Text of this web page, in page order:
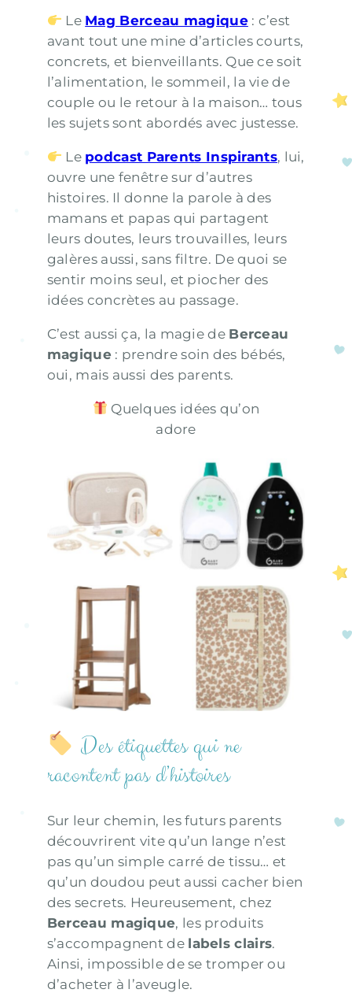
Le Mag Berceau magique: c’est
avant tout une mine d’articles courts,
concrets, et bienveillants. Que ce soit
l’alimentation, le sommeil, la vie de
couple ou le retour à la maison… tous
les sujets sont abordés avec justesse.
Le podcast Parents Inspirants, lui,
ouvre une fenêtre sur d’autres
histoires. Il donne la parole à des
mamans et papas qui partagent
leurs doutes, leurs trouvailles, leurs
galères aussi, sans filtre. De quoi se
sentir moins seul, et piocher des
idées concrètes au passage.
C’est aussi ça, la magie de Berceau
magique: prendre soin des bébés,
oui, mais aussi des parents.
Quelques idées qu’on
adore
Trousse de soin
babymoov
sable
Babyphone
audio Easy Care
d’apprentissage
Felix Natural
Protège-carnet
de santé Poema
nid d’abeille
Des étiquettes qui ne
racontent pas d’histoires
Sur leur chemin, les futurs parents
découvrirent vite qu’un lange n’est
pas qu’un simple carré de tissu… et
qu’un doudou peut aussi cacher bien
des secrets. Heureusement, chez
Berceau magique, les produits
s’accompagnent de labels clairs.
Ainsi, impossible de se tromper ou
d’acheter à l’aveugle.